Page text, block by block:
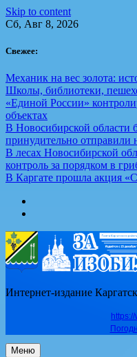
Skip to content
Сб, Авг 8, 2026
Свежее:
Механик на вес золота:
Школы, библиотеки,
«Единой России»
объектах
В Новосибирской области
принудительно отправили
В лесах Новосибирской
контроль за порядком в
В Каргате прошла акция
Интернет-издание
Меню